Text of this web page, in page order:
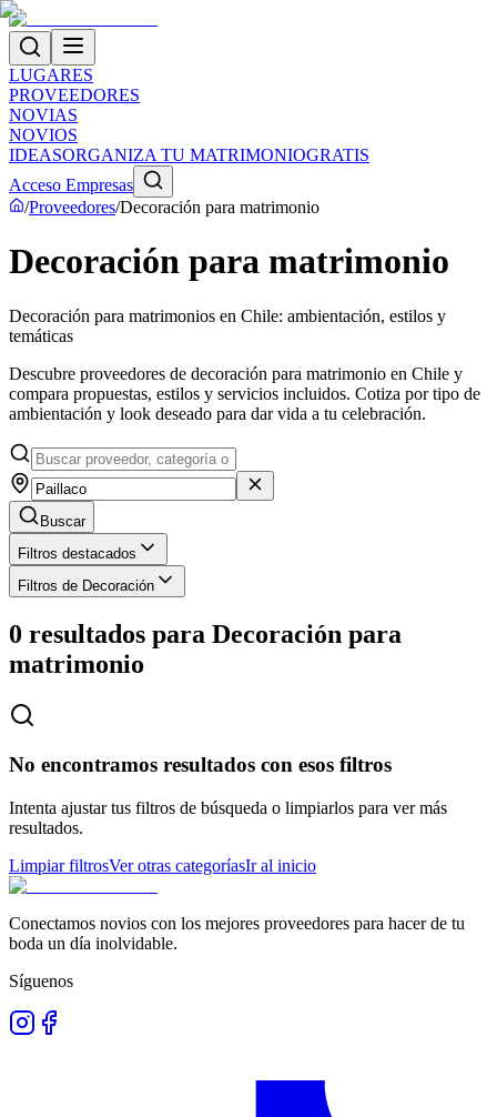
LUGARES
PROVEEDORES
NOVIAS
NOVIOS
IDEASORGANIZA TU MATRIMONIOGRATIS
Acceso Empresas
/Proveedores/Decoración para matrimonio
Decoración para matrimonio
Decoración para matrimonios en Chile: ambientación, estilos y
temáticas
Descubre proveedores de decoración para matrimonio en Chile y
compara propuestas, estilos y servicios incluidos. Cotiza por tipo de
ambientación y look deseado para dar vida a tu celebración.
Buscar
Filtros destacados
Filtros de Decoración
0 resultados para Decoración para
matrimonio
No encontramos resultados con esos filtros
Intenta ajustar tus filtros de búsqueda o limpiarlos para ver más
resultados.
Limpiar filtrosVer otras categoríasIr al inicio
Conectamos novios con los mejores proveedores para hacer de tu
boda un día inolvidable.
Síguenos